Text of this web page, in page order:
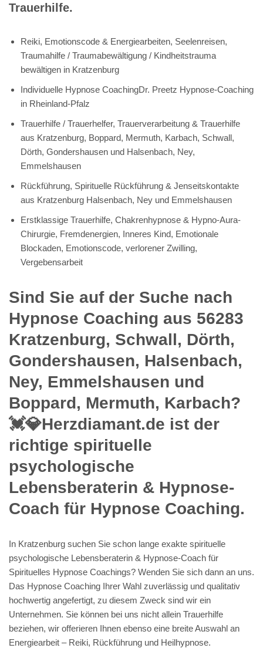
Trauerhilfe.
Reiki, Emotionscode & Energiearbeiten, Seelenreisen,
Traumahilfe / Traumabewältigung / Kindheitstrauma
bewältigen in Kratzenburg
Individuelle Hypnose CoachingDr. Preetz Hypnose-Coaching
in Rheinland-Pfalz
Trauerhilfe / Trauerhelfer, Trauerverarbeitung & Trauerhilfe
aus Kratzenburg, Boppard, Mermuth, Karbach, Schwall,
Dörth, Gondershausen und Halsenbach, Ney,
Emmelshausen
Rückführung, Spirituelle Rückführung & Jenseitskontakte
aus Kratzenburg Halsenbach, Ney und Emmelshausen
Erstklassige Trauerhilfe, Chakrenhypnose & Hypno-Aura-
Chirurgie, Fremdenergien, Inneres Kind, Emotionale
Blockaden, Emotionscode, verlorener Zwilling,
Vergebensarbeit
Sind Sie auf der Suche nach
Hypnose Coaching aus 56283
Kratzenburg, Schwall, Dörth,
Gondershausen, Halsenbach,
Ney, Emmelshausen und
Boppard, Mermuth, Karbach?
💓️💎Herzdiamant.de ist der
richtige spirituelle
psychologische
Lebensberaterin & Hypnose-
Coach für Hypnose Coaching.
In Kratzenburg suchen Sie schon lange exakte spirituelle
psychologische Lebensberaterin & Hypnose-Coach für
Spirituelles Hypnose Coachings? Wenden Sie sich dann an uns.
Das Hypnose Coaching Ihrer Wahl zuverlässig und qualitativ
hochwertig angefertigt, zu diesem Zweck sind wir ein
Unternehmen. Sie können bei uns nicht allein Trauerhilfe
beziehen, wir offerieren Ihnen ebenso eine breite Auswahl an
Energiearbeit – Reiki, Rückführung und Heilhypnose.